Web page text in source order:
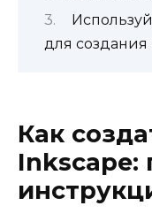
для
Как
Inkscape: